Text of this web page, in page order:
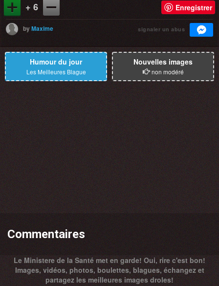
+ 6 Enregistrer
byMaxime signaler un abus
Humour du jour
Les Meilleures Blague
Nouvelles images
non modéré
Commentaires
Le Ministere de la Santé met en garde! Oui, rire c'est bon!
Images, vidéos, photos, boulettes, blagues, échangez et
partagez les meilleures images droles!